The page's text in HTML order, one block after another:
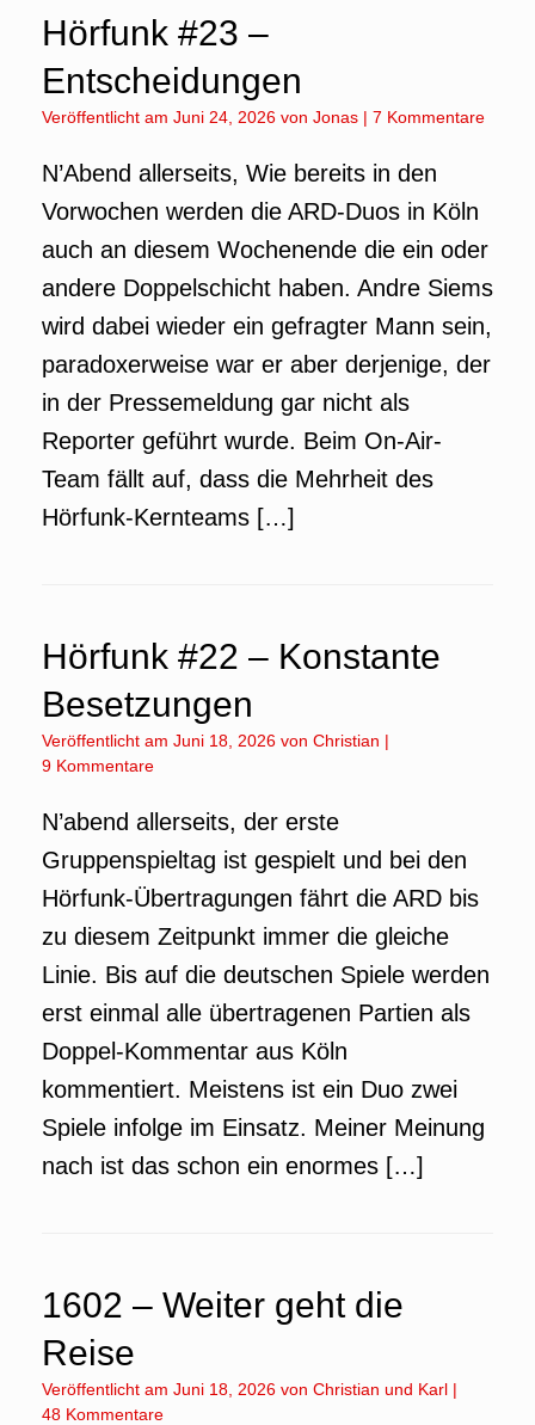
Hörfunk #23 –
Entscheidungen
Veröffentlicht am Juni 24, 2026 von Jonas | 7 Kommentare
N’Abend allerseits, Wie bereits in den
Vorwochen werden die ARD-Duos in Köln
auch an diesem Wochenende die ein oder
andere Doppelschicht haben. Andre Siems
wird dabei wieder ein gefragter Mann sein,
paradoxerweise war er aber derjenige, der
in der Pressemeldung gar nicht als
Reporter geführt wurde. Beim On-Air-
Team fällt auf, dass die Mehrheit des
Hörfunk-Kernteams […]
Hörfunk #22 – Konstante
Besetzungen
Veröffentlicht am Juni 18, 2026 von Christian |
9 Kommentare
N’abend allerseits, der erste
Gruppenspieltag ist gespielt und bei den
Hörfunk-Übertragungen fährt die ARD bis
zu diesem Zeitpunkt immer die gleiche
Linie. Bis auf die deutschen Spiele werden
erst einmal alle übertragenen Partien als
Doppel-Kommentar aus Köln
kommentiert. Meistens ist ein Duo zwei
Spiele infolge im Einsatz. Meiner Meinung
nach ist das schon ein enormes […]
1602 – Weiter geht die
Reise
Veröffentlicht am Juni 18, 2026 von Christian und Karl |
48 Kommentare